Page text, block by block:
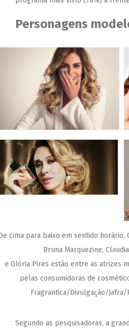
Personagens
cima para baixo em sentido horário,
Bruna Marquezine,
e Glória Pires estão entre as atrizes
pelas consumidoras de
Fragrantica/Divulgação/
Segundo as pesquisadoras, a